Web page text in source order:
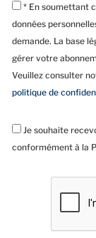
* En soumettant
données
demande. La base
gérer votre
Veuillez consulter
politique de
Je souhaite
conformément à la